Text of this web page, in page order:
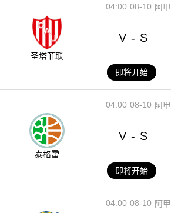
08-10
04:00 阿甲
圣塔菲联
V - S
即将开始
08-10
04:00 阿甲
泰格雷
V - S
即将开始
08-10
04:00 阿甲